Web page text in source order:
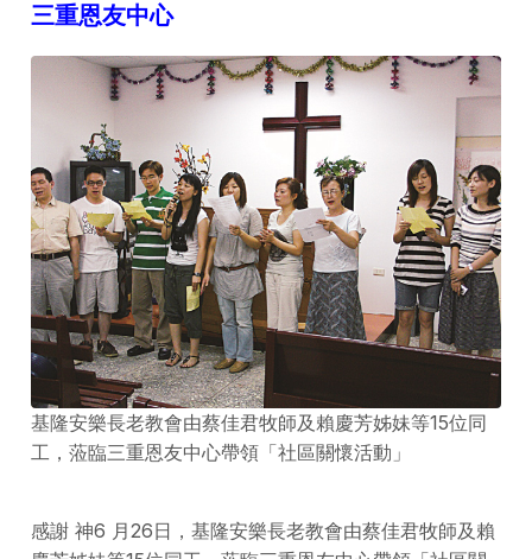
三重恩友中心
基隆安樂長老教會由蔡佳君牧師及賴慶芳姊妹等15位同
工，蒞臨三重恩友中心帶領「社區關懷活動」
感謝 神6 月26日，基隆安樂長老教會由蔡佳君牧師及賴